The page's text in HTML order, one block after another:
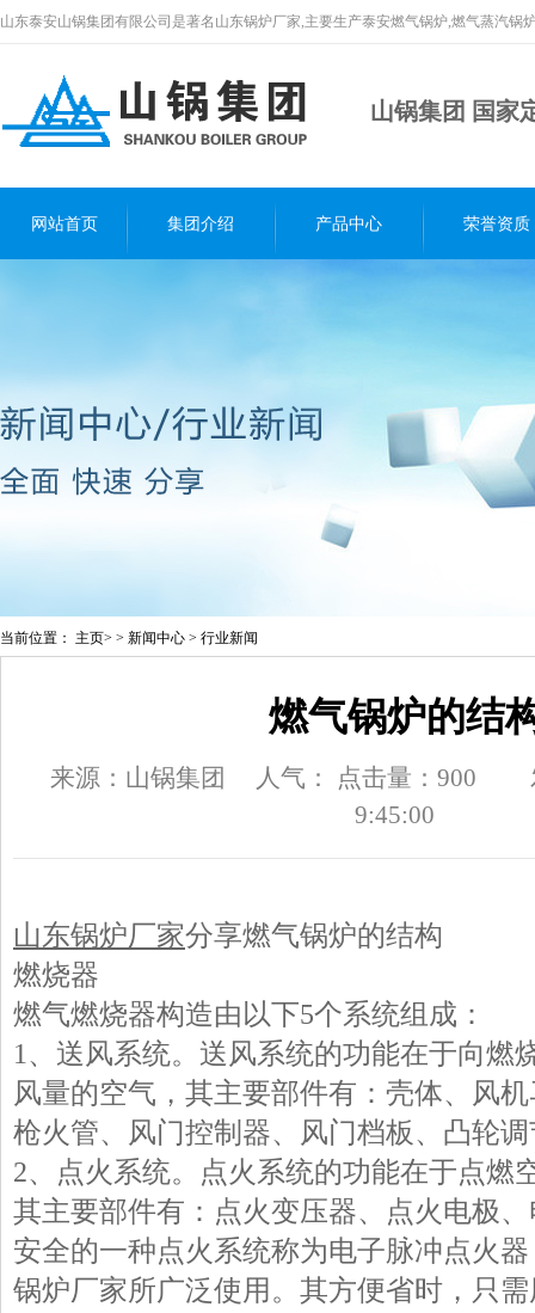
山东泰安山锅集团有限公司是著名山东锅炉厂家,主要生产泰安燃气锅炉,燃气蒸汽锅
山锅集团 国家
网站首页 集团介绍 产品中心 荣誉资质
当前位置： 主页> > 新闻中心 > 行业新闻
燃气锅炉的结
来源：山锅集团 人气： 点击量：900
9:45:00
山东锅炉厂家分享燃气锅炉的结构
燃烧器
燃气燃烧器构造由以下5个系统组成：
1、送风系统。送风系统的功能在于向燃
风量的空气，其主要部件有：壳体、风
枪火管、风门控制器、风门档板、凸轮
2、点火系统。点火系统的功能在于点燃
其主要部件有：点火变压器、点火电极
安全的一种点火系统称为电子脉冲点火
锅炉厂家所广泛使用。其方便省时，只